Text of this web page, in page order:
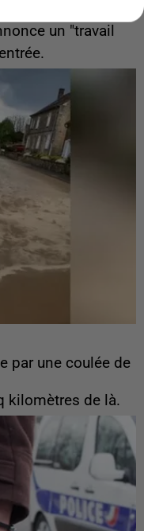
un "travail
par une coulée de
kilomètres de là.